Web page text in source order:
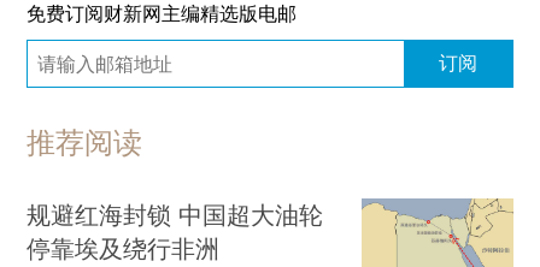
免费订阅财新网主编精选版电邮
订阅
推荐阅读
规避红海封锁 中国超大油轮
停靠埃及绕行非洲